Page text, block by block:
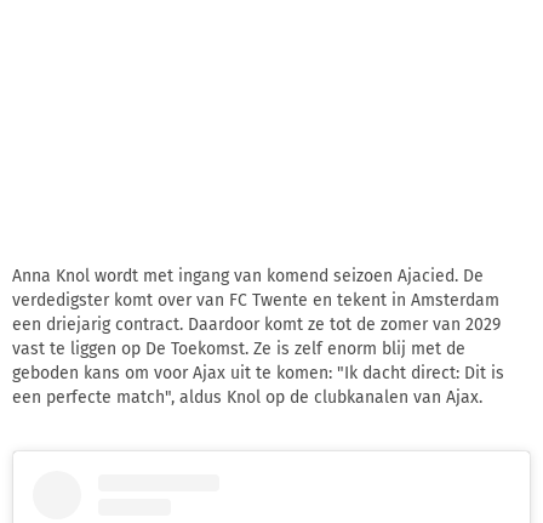
Anna Knol wordt met ingang van komend seizoen Ajacied. De
verdedigster komt over van FC Twente en tekent in Amsterdam
een driejarig contract. Daardoor komt ze tot de zomer van 2029
vast te liggen op De Toekomst. Ze is zelf enorm blij met de
geboden kans om voor Ajax uit te komen: "Ik dacht direct: Dit is
een perfecte match", aldus Knol op de clubkanalen van Ajax.